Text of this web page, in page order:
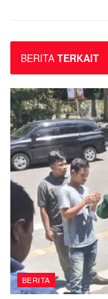
BERITA TERKAIT
BERITA